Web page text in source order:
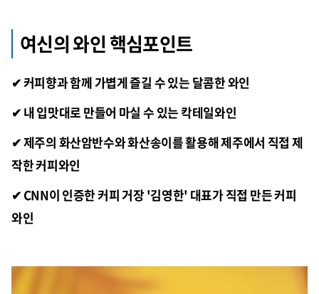
여신의 와인 핵심포인트
✔ 커피향과 함께 가볍게 즐길 수 있는 달콤한 와인
✔ 내 입맛대로 만들어 마실 수 있는 칵테일와인
✔ 제주의 화산암반수와 화산송이를 활용해 제주에서 직접 제
작한 커피와인
✔ CNN이 인증한 커피 거장 '김영한' 대표가 직접 만든 커피
와인